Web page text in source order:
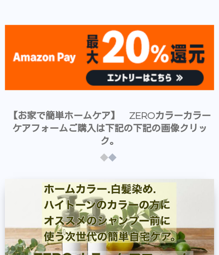
【お家で簡単ホームケア】 ZEROカラーカラー
ケアフォームご購入は下記の下記の画像クリッ
ク。